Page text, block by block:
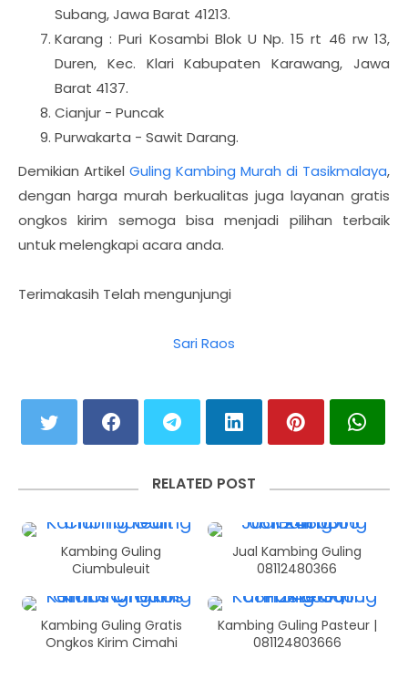
Subang, Jawa Barat 41213.
Karang : Puri Kosambi Blok U Np. 15 rt 46 rw 13,
Duren, Kec. Klari Kabupaten Karawang, Jawa
Barat 4137.
Cianjur - Puncak
Purwakarta - Sawit Darang.
Demikian Artikel Guling Kambing Murah di Tasikmalaya,
dengan harga murah berkualitas juga layanan gratis
ongkos kirim semoga bisa menjadi pilihan terbaik
untuk melengkapi acara anda.
Terimakasih Telah mengunjungi
Sari Raos
RELATED POST
Kambing Guling
Ciumbuleuit
Jual Kambing Guling
08112480366
Kambing Guling Gratis
Ongkos Kirim Cimahi
Kambing Guling Pasteur |
081124803666